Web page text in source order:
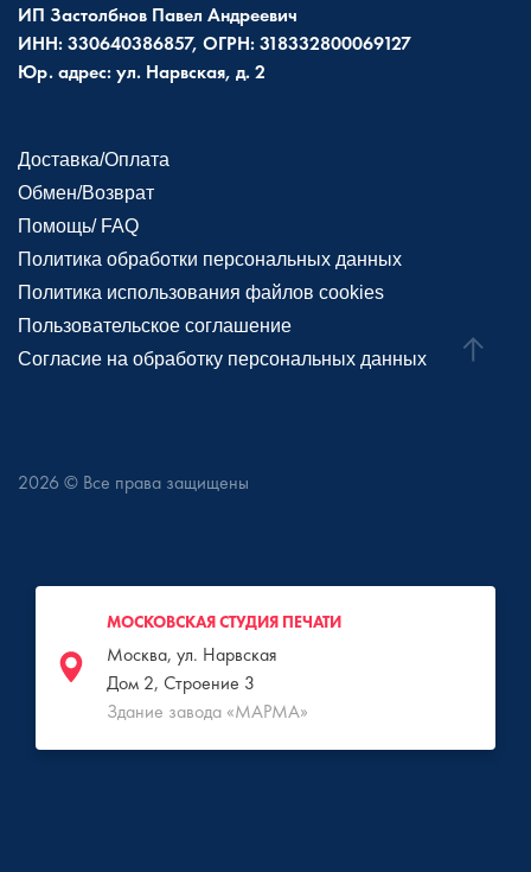
ИП Застолбнов Павел Андреевич
ИНН: 330640386857, ОГРН: 318332800069127
Юр. адрес: ул. Нарвская, д. 2
Доставка/Оплата
Обмен/Возврат
Помощь/ FAQ
Политика обработки персональных данных
Политика использования файлов cookies
Пользовательское соглашение
Согласие на обработку персональных данных
2026 © Все права защищены
МОСКОВСКАЯ СТУДИЯ ПЕЧАТИ
Москва, ул. Нарвская
Дом 2, Строение 3
Здание завода «МАРМА»